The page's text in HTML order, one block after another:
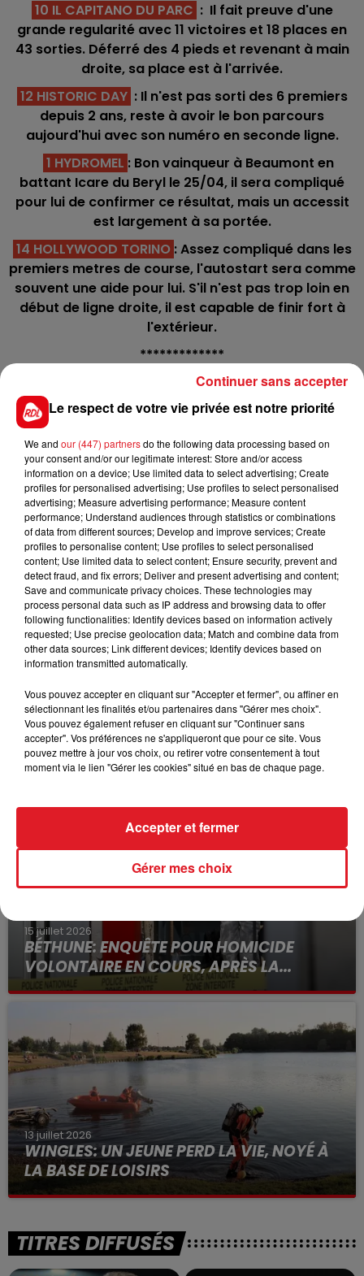
10 IL CAPITANO DU PARC : Il fait preuve d'une
grande regularité avec 11 victoires et 18 places en
43 sorties. Déferré des 4 pieds et revenant à main
droite, sa place est à l'arrivée.
12 HISTORIC DAY : Il n'est pas sorti des 6 premiers
depuis 2 ans, reste à avoir le bon parcours
aujourd'hui avec son numéro en seconde ligne.
1 HYDROMEL : Bon vainqueur à Beaumont en
battant Icare du Beryl le 25/04, il sera compliqué
pour lui de confirmer ce résultat, mais un accessit
est largement à sa portée.
14 HOLLYWOOD TORINO : Assez compliqué dans les
premiers metres de course, l'autostart sera comme
souvent une aide pour lui. S'il n'est pas trop loin en
début de ligne droite, il est capable de finir fort à
l'extérieur.
*************
Hippodrome du Croisé-Laroche - Trot - 18 h :
C1 : 3 - 2 - 1 - 5 - 10
C2 : 11 - 7 - 1 - 6 - 8
C3 : 3 - 7 - 14 - 11 - 9
C4 : 10 - 2 - 7 - 14 - 9 (Quarté+)
C5 : 11 - 10 - 4 - 9 - 6
C6 : 7 - 5 - 1 - 4 - 3
C7 : 5 - 4 - 2 - 10
La sélection de la réunion :
303 LUNA DE JOUDES - 410 INFINIMENT DE CITRON -
705 HIRO DE LA LUNA
F.Desmigneux
FILS D'ACTUS
15 juillet 2026
BÉTHUNE: ENQUÊTE POUR HOMICIDE
VOLONTAIRE EN COURS, APRÈS LA...
Selon les premiers éléments, le logement servait
13 juillet 2026
WINGLES: UN JEUNE PERD LA VIE, NOYÉ À
LA BASE DE LOISIRS
La victime a coulé à pic
TITRES DIFFUSÉS
Le respect de votre vie privée est notre priorité
We and our (447) partnersdo the following data processing based on
your consent and/or our legitimate interest: Store and/or access
information on a device; Use limited data to select advertising; Create
profiles for personalised advertising; Use profiles to select personalised
advertising; Measure advertising performance; Measure content
performance; Understand audiences through statistics or combinations
of data from different sources; Develop and improve services; Create
profiles to personalise content; Use profiles to select personalised
content; Use limited data to select content; Ensure security, prevent and
detect fraud, and fix errors; Deliver and present advertising and content;
Save and communicate privacy choices. These technologies may
process personal data such as IP address and browsing data to offer
following functionalities: Identify devices based on information actively
requested; Use precise geolocation data; Match and combine data from
other data sources; Link different devices; Identify devices based on
information transmitted automatically.
Vous pouvez accepter en cliquant sur "Accepter et fermer", ou affiner en
sélectionnant les finalités et/ou partenaires dans "Gérer mes choix".
Vous pouvez également refuser en cliquant sur "Continuer sans
accepter". Vos préférences ne s'appliqueront que pour ce site. Vous
pouvez mettre à jour vos choix, ou retirer votre consentement à tout
moment via le lien "Gérer les cookies" situé en bas de chaque page.
Gérer mes choix
Accepter et fermer
Continuer sans accepter